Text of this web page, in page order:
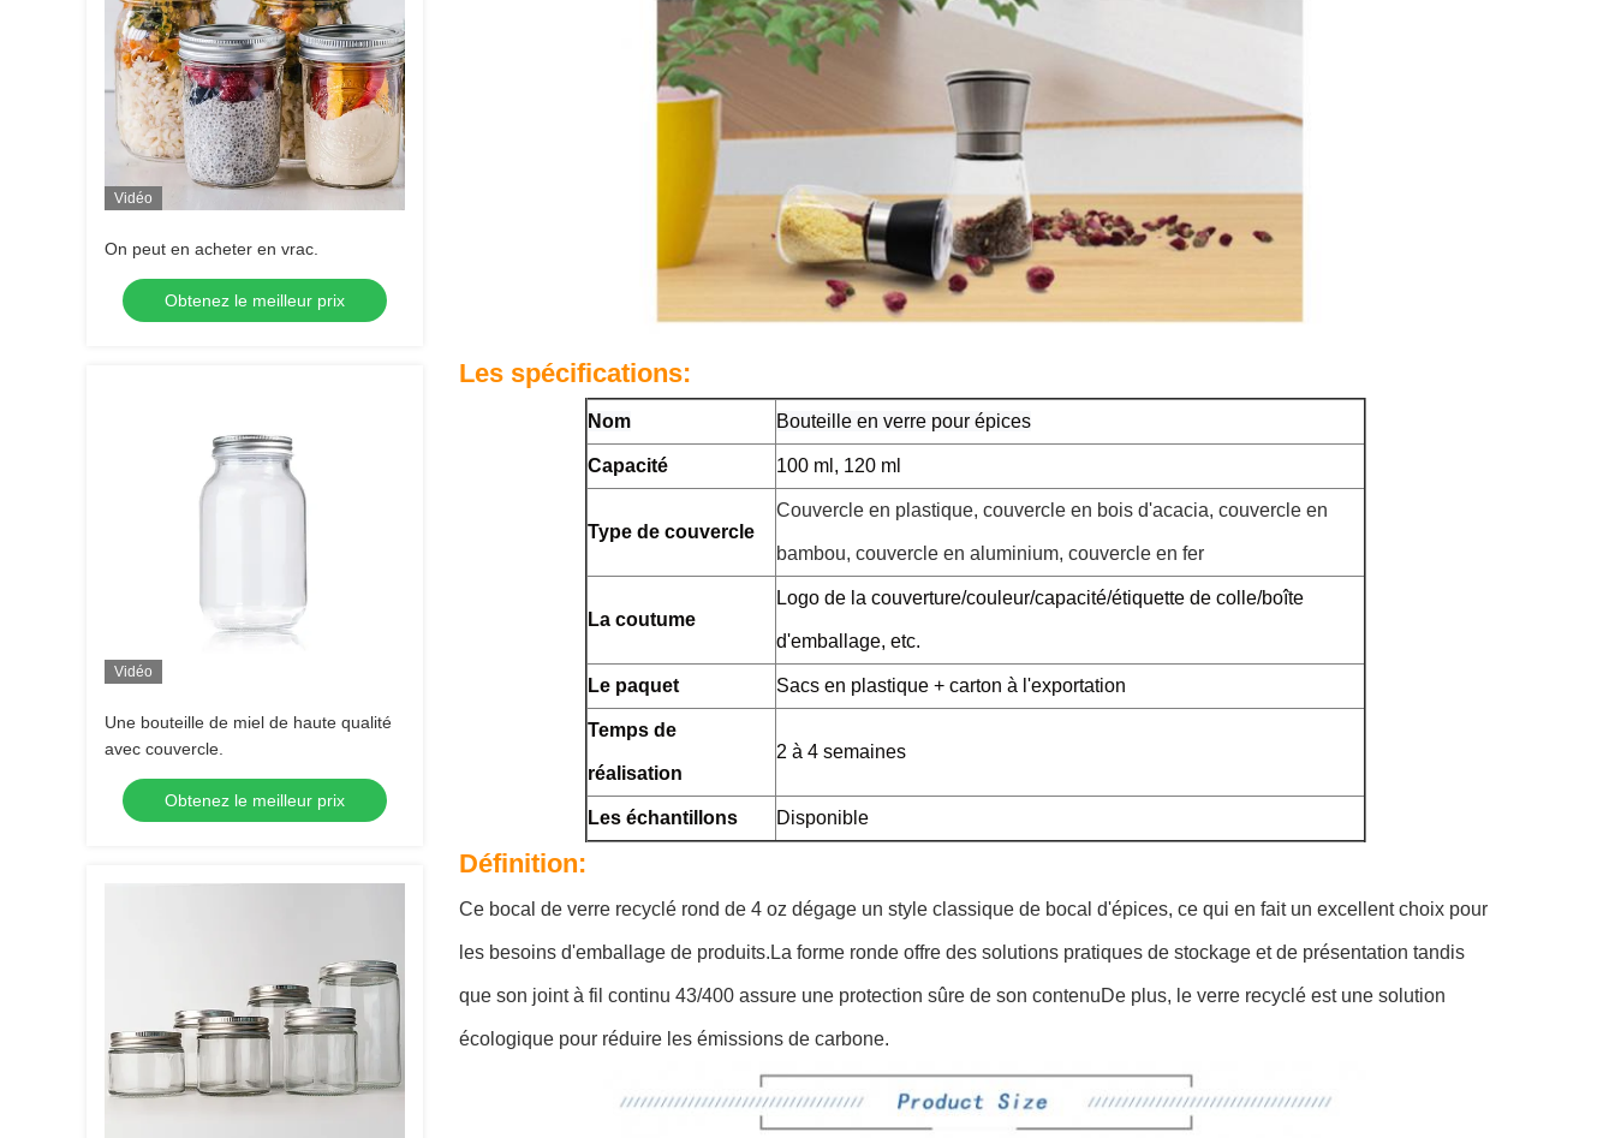
Vidéo
On peut en acheter en vrac.
Obtenez le meilleur prix
Vidéo
Une bouteille de miel de haute qualité
avec couvercle.
Obtenez le meilleur prix
Les spécifications:
Nom Bouteille en verre pour épices
Capacité 100 ml, 120 ml
Type de couvercle
Couvercle en plastique, couvercle en bois d'acacia, couvercle en
bambou, couvercle en aluminium, couvercle en fer
La coutume
Logo de la couverture/couleur/capacité/étiquette de colle/boîte
d'emballage, etc.
Le paquet Sacs en plastique + carton à l'exportation
Temps de
réalisation
2 à 4 semaines
Les échantillons Disponible
Définition:
Ce bocal de verre recyclé rond de 4 oz dégage un style classique de bocal d'épices, ce qui en fait un excellent choix pour
les besoins d'emballage de produits.La forme ronde offre des solutions pratiques de stockage et de présentation tandis
que son joint à fil continu 43/400 assure une protection sûre de son contenuDe plus, le verre recyclé est une solution
écologique pour réduire les émissions de carbone.